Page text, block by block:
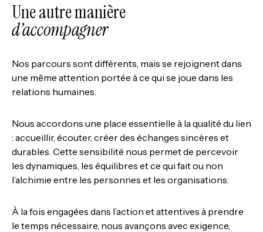
Une autre manière
d’accompagner
Nos parcours sont différents, mais se rejoignent dans
une même attention portée à ce qui se joue dans les
relations humaines.
Nous accordons une place essentielle à la qualité du lien
: accueillir, écouter, créer des échanges sincères et
durables. Cette sensibilité nous permet de percevoir
les dynamiques, les équilibres et ce qui fait ou non
l’alchimie entre les personnes et les organisations.
À la fois engagées dans l’action et attentives à prendre
le temps nécessaire, nous avançons avec exigence,